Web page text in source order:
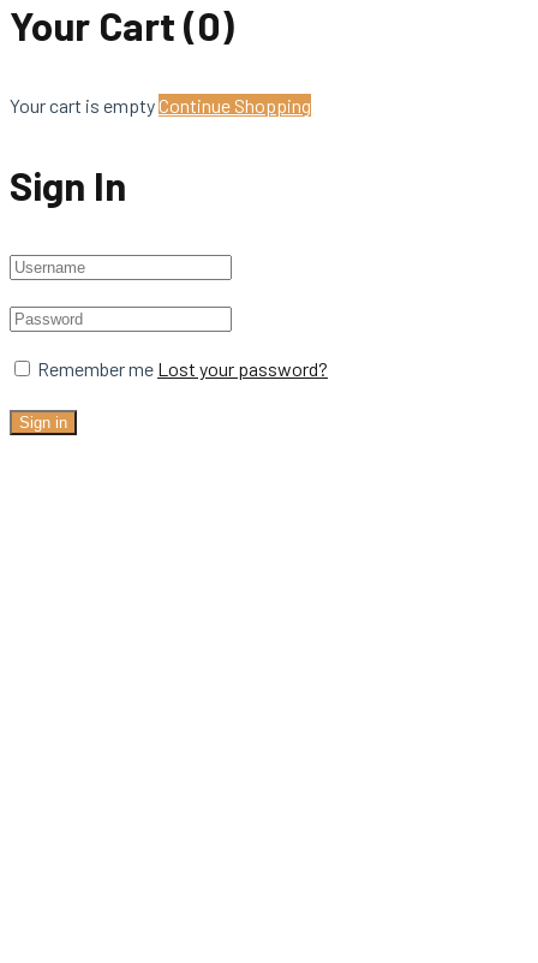
Your Cart (0)
Your cart is emptyContinue Shopping
Sign In
Remember me Lost your password?
Sign in